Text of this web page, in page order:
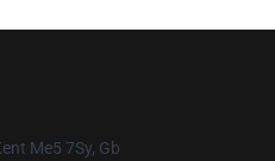
Me5 7Sy, Gb